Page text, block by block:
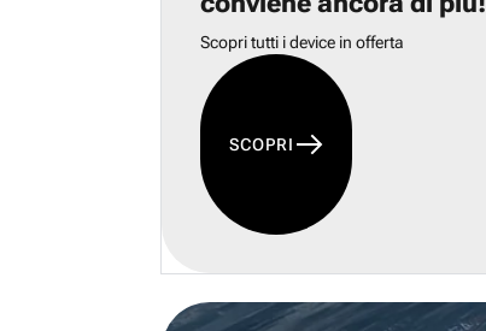
Scopri tutti i device in offerta
SCOPRI